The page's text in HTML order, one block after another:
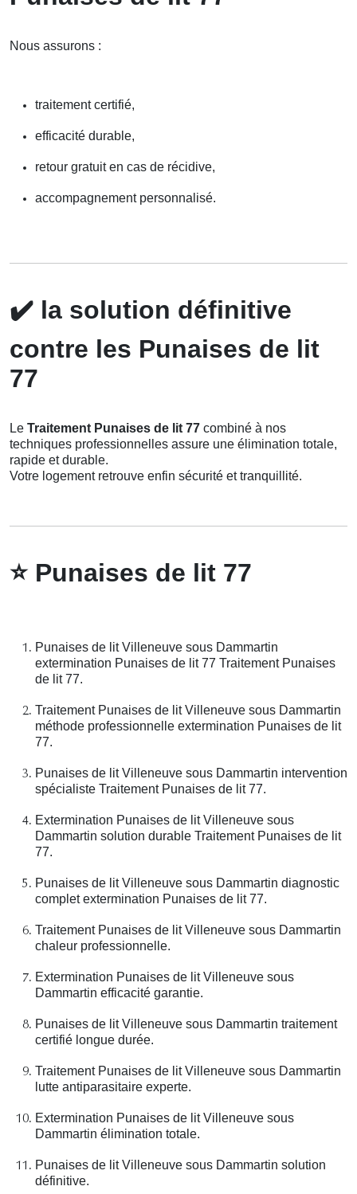
Nous assurons :
traitement certifié,
efficacité durable,
retour gratuit en cas de récidive,
accompagnement personnalisé.
✔️ la solution définitive
contre les Punaises de lit
77
Le Traitement Punaises de lit 77 combiné à nos
techniques professionnelles assure une élimination totale,
rapide et durable.
Votre logement retrouve enfin sécurité et tranquillité.
⭐Punaises de lit 77
Punaises de lit Villeneuve sous Dammartin
extermination Punaises de lit 77 Traitement Punaises
de lit 77.
Traitement Punaises de lit Villeneuve sous Dammartin
méthode professionnelle extermination Punaises de lit
77.
Punaises de lit Villeneuve sous Dammartin intervention
spécialiste Traitement Punaises de lit 77.
Extermination Punaises de lit Villeneuve sous
Dammartin solution durable Traitement Punaises de lit
77.
Punaises de lit Villeneuve sous Dammartin diagnostic
complet extermination Punaises de lit 77.
Traitement Punaises de lit Villeneuve sous Dammartin
chaleur professionnelle.
Extermination Punaises de lit Villeneuve sous
Dammartin efficacité garantie.
Punaises de lit Villeneuve sous Dammartin traitement
certifié longue durée.
Traitement Punaises de lit Villeneuve sous Dammartin
lutte antiparasitaire experte.
Extermination Punaises de lit Villeneuve sous
Dammartin élimination totale.
Punaises de lit Villeneuve sous Dammartin solution
définitive.